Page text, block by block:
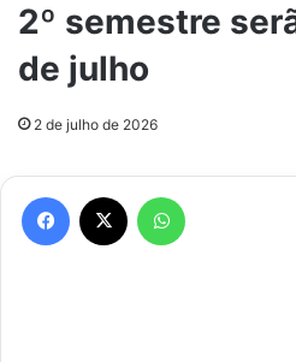
2º semestre
de julho
2 de julho de 2026
Facebook